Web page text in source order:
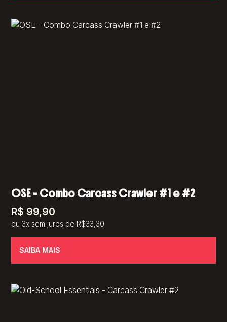
OSE – Combo Carcass Crawler #1 e #2
R$ 99,90
ou 3x sem juros de R$33,30
SAIBA MAIS